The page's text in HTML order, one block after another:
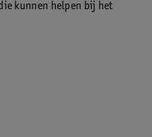
kunnen helpen bij het